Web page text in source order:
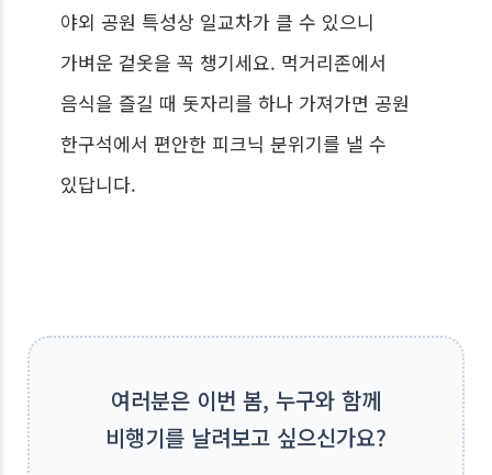
야외 공원 특성상 일교차가 클 수 있으니
가벼운 겉옷을 꼭 챙기세요. 먹거리존에서
음식을 즐길 때 돗자리를 하나 가져가면 공원
한구석에서 편안한 피크닉 분위기를 낼 수
있답니다.
여러분은 이번 봄, 누구와 함께
비행기를 날려보고 싶으신가요?